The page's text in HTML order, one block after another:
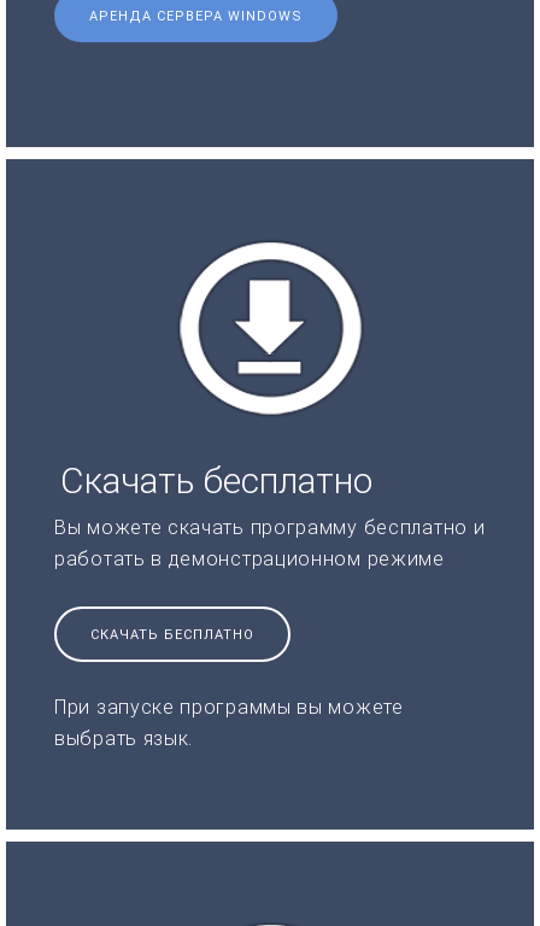
АРЕНДА СЕРВЕРА WINDOWS
Скачать бесплатно
Вы можете скачать программу бесплатно и
работать в демонстрационном режиме
СКАЧАТЬ БЕСПЛАТНО
При запуске программы вы можете
выбрать язык.